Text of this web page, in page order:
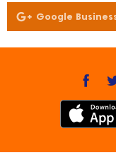
Google